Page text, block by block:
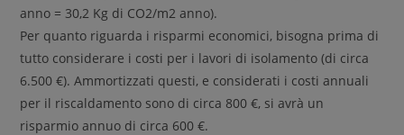
anno = 30,2 Kg di CO2/m2 anno).
Per quanto riguarda i risparmi economici, bisogna prima di
tutto considerare i costi per i lavori di isolamento (di circa
6.500 €). Ammortizzati questi, e considerati i costi annuali
per il riscaldamento sono di circa 800 €, si avrà un
risparmio annuo di circa 600 €.